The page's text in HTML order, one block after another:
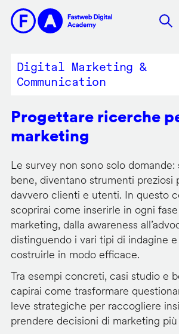
contenuto
Digital Marketing &
Communication
Progettare ricerche
marketing
Le survey non sono solo
bene, diventano strumenti preziosi
davvero clienti e utenti. In questo
scoprirai come inserirle in ogni
marketing, dalla awareness
distinguendo i vari tipi di indagine
costruirle in modo efficace.
Tra esempi concreti, casi studio e
capirai come trasformare
leve strategiche per raccogliere
prendere decisioni di marketing